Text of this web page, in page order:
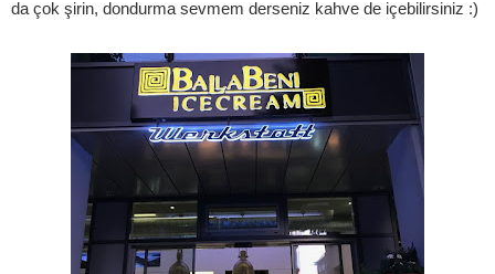
da çok şirin, dondurma sevmem derseniz kahve de içebilirsiniz :)